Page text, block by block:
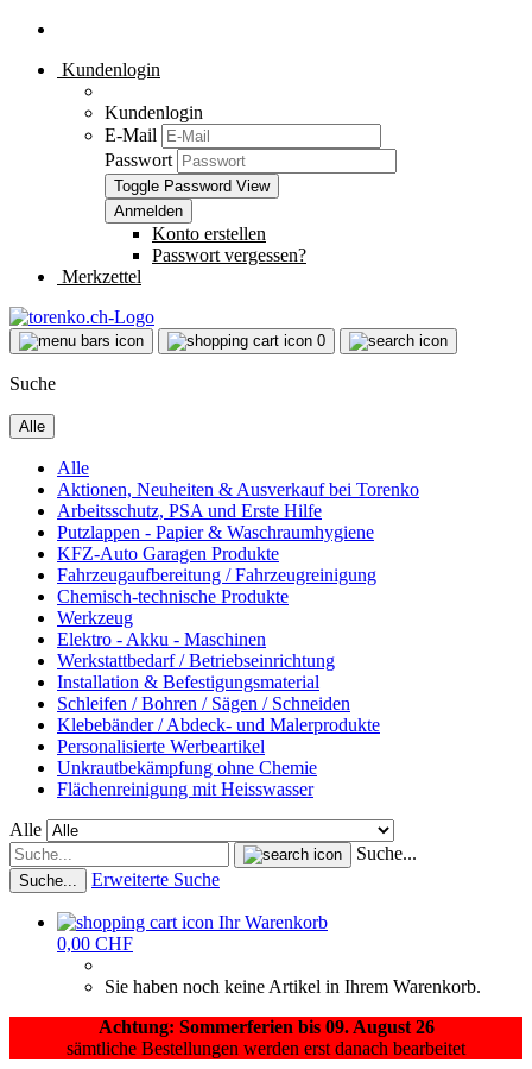
Kundenlogin
Kundenlogin
E-Mail
Passwort
Toggle Password View
Konto erstellen
Passwort vergessen?
Merkzettel
0
Suche
Alle
Alle
Aktionen, Neuheiten & Ausverkauf bei Torenko
Arbeitsschutz, PSA und Erste Hilfe
Putzlappen - Papier & Waschraumhygiene
KFZ-Auto Garagen Produkte
Fahrzeugaufbereitung / Fahrzeugreinigung
Chemisch-technische Produkte
Werkzeug
Elektro - Akku - Maschinen
Werkstattbedarf / Betriebseinrichtung
Installation & Befestigungsmaterial
Schleifen / Bohren / Sägen / Schneiden
Klebebänder / Abdeck- und Malerprodukte
Personalisierte Werbeartikel
Unkrautbekämpfung ohne Chemie
Flächenreinigung mit Heisswasser
Alle
Suche...
Suche... Erweiterte Suche
Ihr Warenkorb
0,00 CHF
Sie haben noch keine Artikel in Ihrem Warenkorb.
Achtung: Sommerferien bis 09. August 26
sämtliche Bestellungen werden erst danach bearbeitet